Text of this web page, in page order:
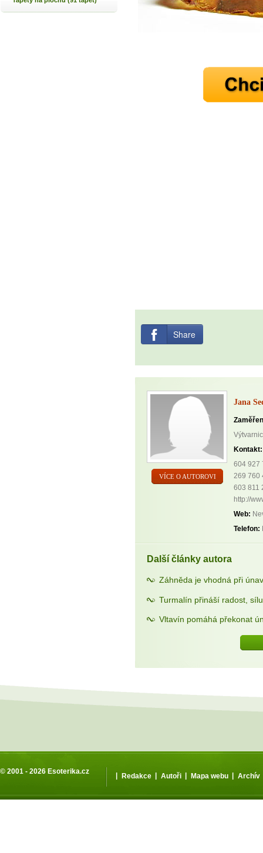
Share
VÍCE O AUTOROVI
Jana
Kontakt:
604 927
269 760
603 811
http://
Web:
Telefon:
Další články autora
Záhněda je vhodná při
Turmalín přináší radost,
Vltavín pomáhá překonat
© 2001 - 2026 Esoterika.cz
Redakce Autoři Mapa webu Archív